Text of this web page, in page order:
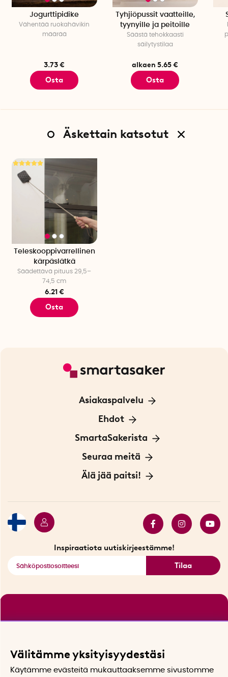
Jogurttipidike
Vähentää ruokahävikin
määrää
3.73 €
Osta
Tyhjiöpussit vaatteille,
tyynyille ja peitoille
Säästä tehokkaasti
säilytystilaa
alkaen 5.65 €
Osta
Äskettain katsotut
Teleskooppivarrellinen
kärpäslätkä
Säädettävä pituus 29,5–
74,5 cm
6.21 €
Osta
Asiakaspalvelu
Ota yhteyttä
Ehdot
Tietoa evästeistä
Yksityisyydensuoja
Sopimusehdot
SmartaSakerista
Meistä
Myymälä Tukholmassa
Seuraa meitä
Innovaattoriblogi
Älä jää paitsi!
Inspiraatiota uutiskirjeestämme!
Tilaa
Välitämme yksityisyydestäsi
Käytämme evästeitä mukauttaaksemme sivustomme